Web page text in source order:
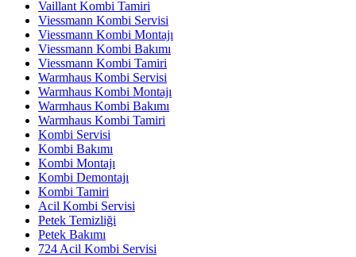
Vaillant Kombi Tamiri
Viessmann Kombi Servisi
Viessmann Kombi Montajı
Viessmann Kombi Bakımı
Viessmann Kombi Tamiri
Warmhaus Kombi Servisi
Warmhaus Kombi Montajı
Warmhaus Kombi Bakımı
Warmhaus Kombi Tamiri
Kombi Servisi
Kombi Bakımı
Kombi Montajı
Kombi Demontajı
Kombi Tamiri
Acil Kombi Servisi
Petek Temizliği
Petek Bakımı
724 Acil Kombi Servisi